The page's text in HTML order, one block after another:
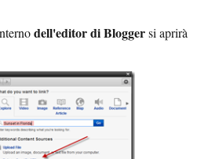
dell'editor di Bloggersi aprirà